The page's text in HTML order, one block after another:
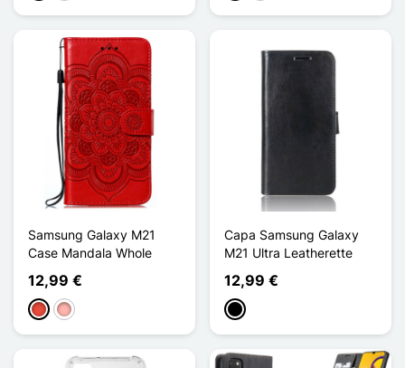
Samsung Galaxy M21
Case Mandala Whole
12,99 €
VermelhoOuro rosa
Capa Samsung Galaxy
M21 Ultra Leatherette
12,99 €
Preto